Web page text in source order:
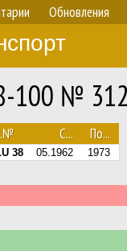
Обновления
100 №
С... По...
38 05.1962 1973